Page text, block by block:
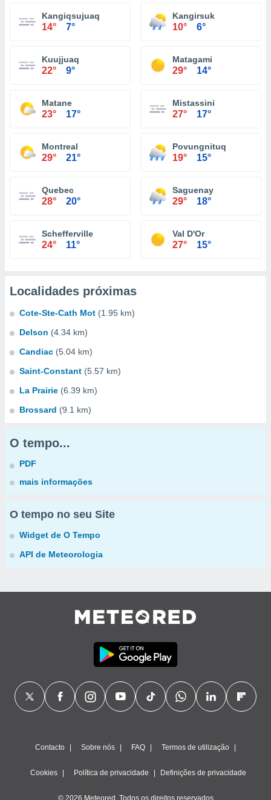
Kangiqsujuaq
14° 7°
Kangirsuk
10° 6°
Kuujjuaq
22° 9°
Matagami
29° 14°
Matane
23° 17°
Mistassini
27° 17°
Montreal
29° 21°
Povungnituq
19° 15°
Quebec
28° 20°
Saguenay
29° 18°
Schefferville
24° 11°
Val D'Or
27° 15°
Localidades próximas
Cote-Ste-Cath Mot (1.95 km)
Delson (4.34 km)
Candiac (5.04 km)
Saint-Constant (5.57 km)
La Prairie (6.39 km)
Brossard (9.1 km)
O tempo...
PDF
mais informações
O tempo no seu Site
Widget de O Tempo
API de Meteorologia
Contacto Sobre nós FAQ Termos de utilização
Cookies Política de privacidade Definições de privacidade
© 2026 Meteored. Todos os direitos reservados